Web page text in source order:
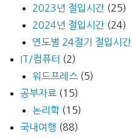
2023년 절입시간 (25)
2024년 절입시간 (24)
연도별 24절기 절입시간
IT/컴퓨터 (2)
워드프레스 (5)
공부자료 (15)
논리학 (15)
국내여행 (88)